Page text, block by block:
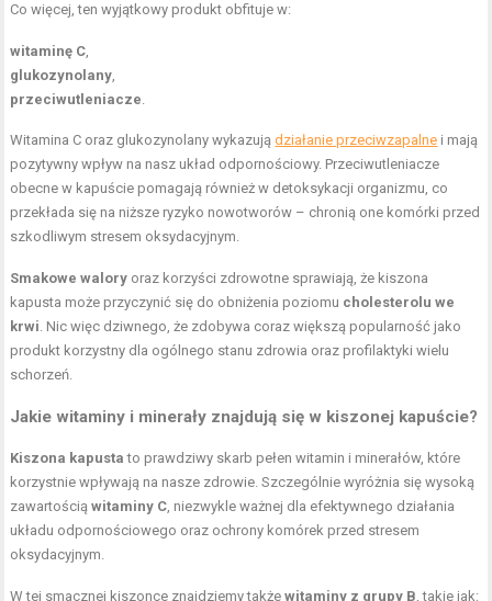
Co więcej, ten wyjątkowy produkt obfituje w:
witaminę C,
glukozynolany,
przeciwutleniacze.
Witamina C oraz glukozynolany wykazujądziałanie przeciwzapalne i mają
pozytywny wpływ na nasz układ odpornościowy. Przeciwutleniacze
obecne w kapuście pomagają również w detoksykacji organizmu, co
przekłada się na niższe ryzyko nowotworów – chronią one komórki przed
szkodliwym stresem oksydacyjnym.
Smakowe walory oraz korzyści zdrowotne sprawiają, że kiszona
kapusta może przyczynić się do obniżenia poziomu cholesterolu we
krwi. Nic więc dziwnego, że zdobywa coraz większą popularność jako
produkt korzystny dla ogólnego stanu zdrowia oraz profilaktyki wielu
schorzeń.
Jakie witaminy i minerały znajdują się w kiszonej kapuście?
Kiszona kapusta to prawdziwy skarb pełen witamin i minerałów, które
korzystnie wpływają na nasze zdrowie. Szczególnie wyróżnia się wysoką
zawartościąwitaminy C, niezwykle ważnej dla efektywnego działania
układu odpornościowego oraz ochrony komórek przed stresem
oksydacyjnym.
W tej smacznej kiszonce znajdziemy takżewitaminy z grupy B, takie jak: